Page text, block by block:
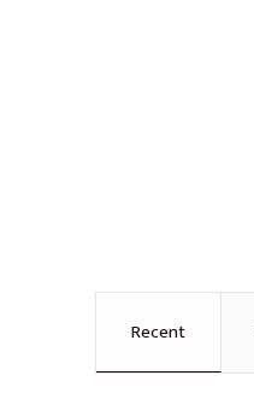
Recent